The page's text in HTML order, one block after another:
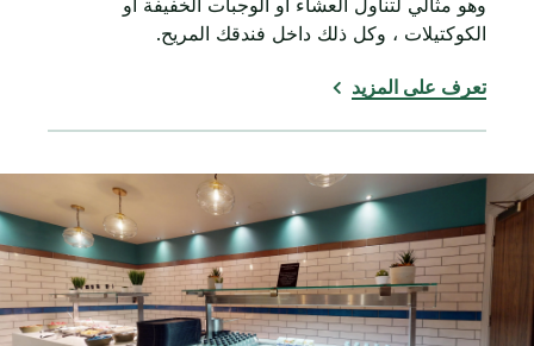
وهو مثالي لتناول العشاء أو الوجبات الخفيفة أو
الكوكتيلات ، وكل ذلك داخل فندقك المريح.
تعرف على المزيد